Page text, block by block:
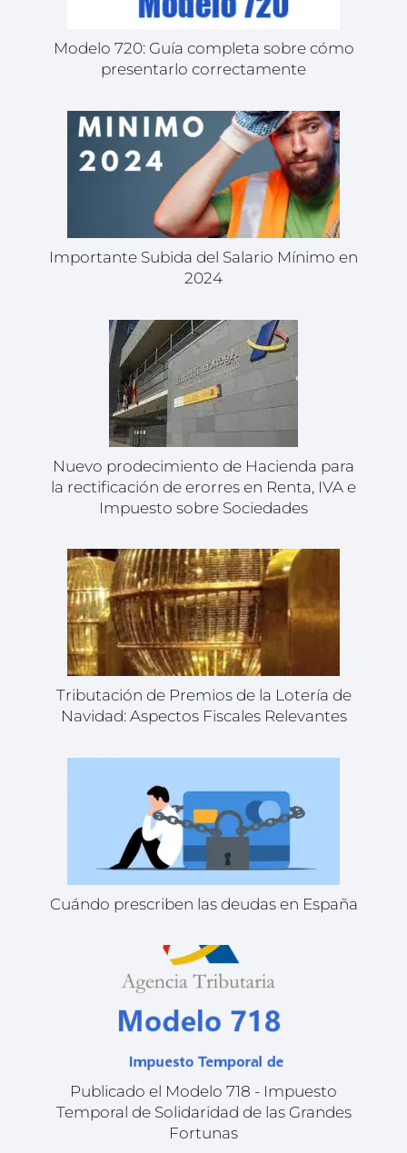
Modelo 720: Guía completa sobre cómo
presentarlo correctamente
Importante Subida del Salario Mínimo en
2024
Nuevo prodecimiento de Hacienda para
la rectificación de erorres en Renta, IVA e
Impuesto sobre Sociedades
Tributación de Premios de la Lotería de
Navidad: Aspectos Fiscales Relevantes
Cuándo prescriben las deudas en España
Publicado el Modelo 718 - Impuesto
Temporal de Solidaridad de las Grandes
Fortunas